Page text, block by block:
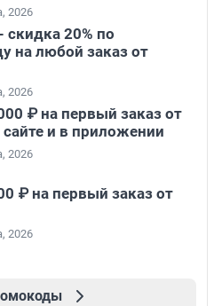
2026
скидка 20% по
на любой заказ от
2026
₽ на первый заказ от
и в приложении
2026
₽ на первый заказ от
2026